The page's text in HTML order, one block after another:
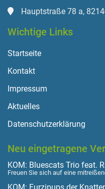
Hauptstraße 78 a,
Wichtige Links
Startseite
Kontakt
Impressum
Aktuelles
Datenschutzerklärung
Neu eingetragene
KOM: Bluescats Trio feat.
Freuen Sie sich auf eine